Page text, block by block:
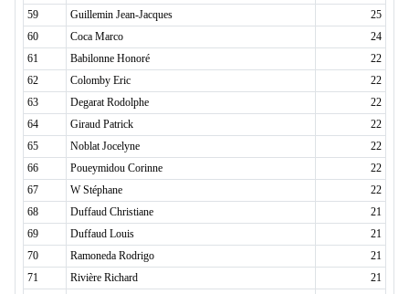
59
Guillemin Jean-Jacques
25
60
Coca Marco
24
61
Babilonne Honoré
22
62
Colomby Eric
22
63
Degarat Rodolphe
22
64
Giraud Patrick
22
65
Noblat Jocelyne
22
66
Poueymidou Corinne
22
67
W Stéphane
22
68
Duffaud Christiane
21
69
Duffaud Louis
21
70
Ramoneda Rodrigo
21
71
Rivière Richard
21